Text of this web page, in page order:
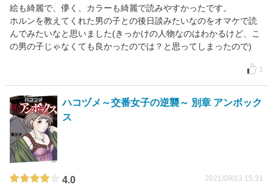
絵も綺麗で、儚く、カラーも綺麗で読みやすかったです。
ホルンを教えてくれた男の子との後日談みたいなのをオマケで読
んでみたいなと思いました(きっかけの人物なのはわかるけど、こ
の男の子じゃなくても良かったのでは？と思ってしまったので)
1
ハコヅメ～交番女子の逆襲～ 別章 アンボック
ス
4.0 2021/09/13 15:31